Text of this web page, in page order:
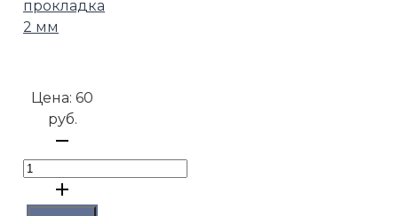
прокладка
2 мм
Цена:60
руб.